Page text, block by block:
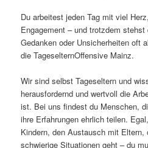
Du arbeitest jeden Tag mit viel
Engagement – und trotzdem
Gedanken oder Unsicherheiten oft
die TageselternOffensive Mainz.
Wir sind selbst Tageseltern und
herausfordernd und wertvoll die
ist. Bei uns findest du Menschen,
ihre Erfahrungen ehrlich teilen.
Kindern, den Austausch mit Eltern,
schwierige Situationen geht – du